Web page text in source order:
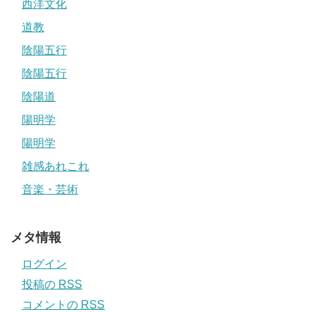
西洋文化
道教
陰陽五行
陰陽五行
陰陽道
陽明学
陽明学
雑感あれこれ
音楽・芸術
メタ情報
ログイン
投稿の RSS
コメントの RSS